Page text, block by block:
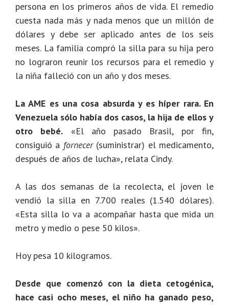
persona en los primeros años de vida. El remedio
cuesta nada más y nada menos que un millón de
dólares y debe ser aplicado antes de los seis
meses. La familia compró la silla para su hija pero
no lograron reunir los recursos para el remedio y
la niña falleció con un año y dos meses.
La AME es una cosa absurda y es híper rara. En
Venezuela sólo había dos casos, la hija de ellos y
otro bebé. «El año pasado Brasil, por fin,
consiguió a fornecer (suministrar) el medicamento,
después de años de lucha», relata Cindy.
A las dos semanas de la recolecta, el joven le
vendió la silla en 7.700 reales (1.540 dólares).
«Esta silla lo va a acompañar hasta que mida un
metro y medio o pese 50 kilos».
Hoy pesa 10 kilogramos.
Desde que comenzó con la dieta cetogénica,
hace casi ocho meses, el niño ha ganado peso,